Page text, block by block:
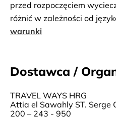
przed rozpoczęciem
różnić w zależności od
warunki
Dostawca /
TRAVEL WAYS HRG
Attia el Sawahly ST. Serge
200 – 243 - 950